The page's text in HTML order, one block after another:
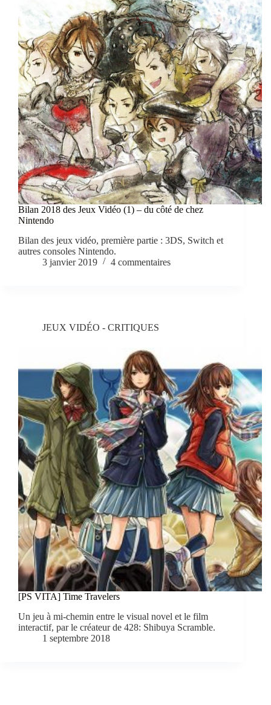
Bilan 2018 des Jeux Vidéo (1) – du côté de chez
Nintendo
Bilan des jeux vidéo, première partie : 3DS, Switch et
autres consoles Nintendo.
3 janvier 2019
4 commentaires
JEUX VIDÉO - CRITIQUES
[PS VITA] Time Travelers
Un jeu à mi-chemin entre le visual novel et le film
interactif, par le créateur de 428: Shibuya Scramble.
1 septembre 2018